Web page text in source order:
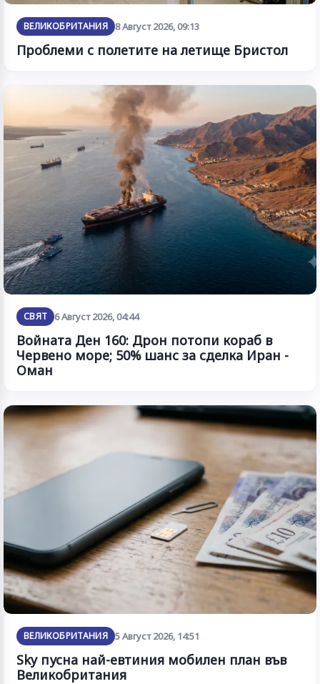
ВЕЛИКОБРИТАНИЯ 8 Август 2026, 09:13
Проблеми с полетите на летище Бристол
СВЯТ 6 Август 2026, 04:44
Войната Ден 160: Дрон потопи кораб в
Червено море; 50% шанс за сделка Иран -
Оман
ВЕЛИКОБРИТАНИЯ 5 Август 2026, 14:51
Sky пусна най-евтиния мобилен план във
Великобритания